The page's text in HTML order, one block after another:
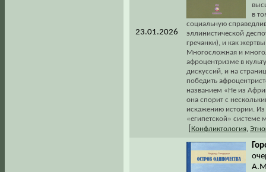
23.01.2026
в
социальную
эллинистической
гречанки), и как
Многосложная и
афроцентризме в
дискуссий, и на
победить
названием «Не из
она спорит с
искажению истории.
«египетской»
Конфликтология,